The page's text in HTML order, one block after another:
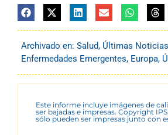
Archivado en: Salud, Últimas Noticias
Enfermedades Emergentes, Europa,
Este informe incluye imágenes de
ser bajadas e impresas. Copyright
sólo pueden ser impresas junto con